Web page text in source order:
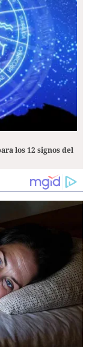
los 12 signos del